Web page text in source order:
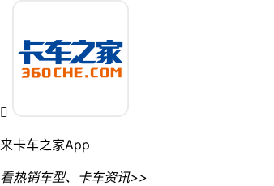

来卡车之家App
看热销车型、卡车资讯>>